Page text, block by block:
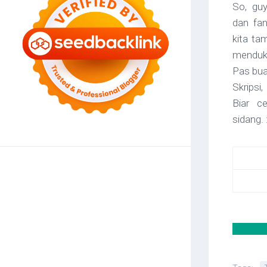
So,
dan
kita
Pas
Biar
sidang.